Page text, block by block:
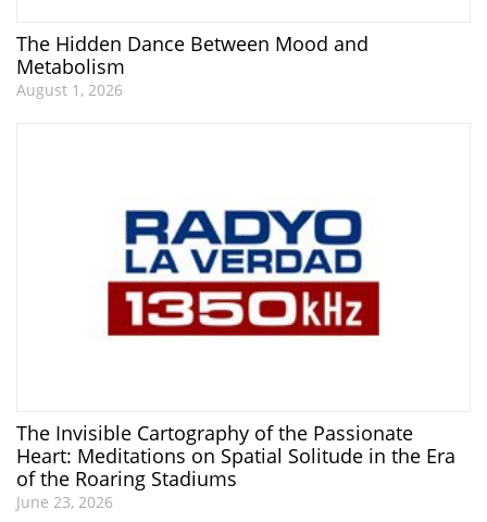
The Hidden Dance Between Mood and
Metabolism
August 1, 2026
The Invisible Cartography of the Passionate
Heart: Meditations on Spatial Solitude in the Era
of the Roaring Stadiums
June 23, 2026